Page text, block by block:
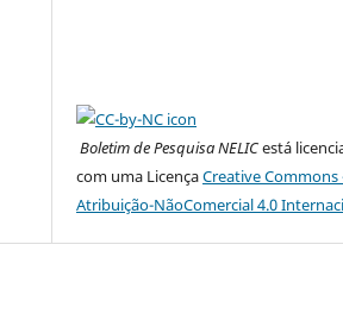
Boletim de Pesquisa NELICestá
com uma LicençaCreative Commons
Atribuição-NãoComercial 4.0